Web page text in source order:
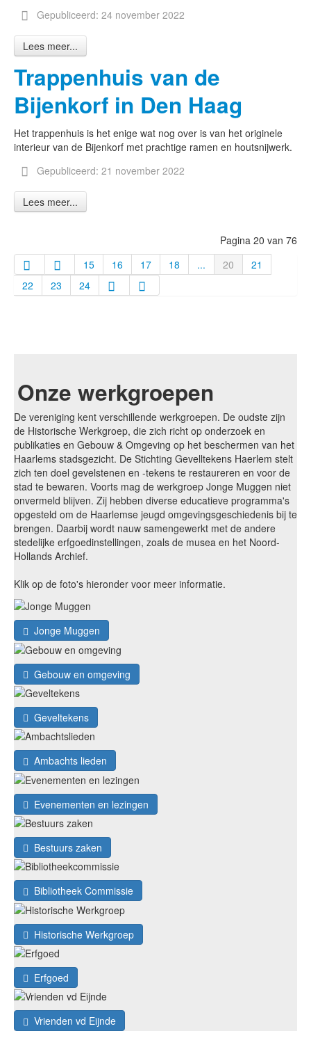
Gepubliceerd: 24 november 2022
Lees meer...
Trappenhuis van de
Bijenkorf in Den Haag
Het trappenhuis is het enige wat nog over is van het originele
interieur van de Bijenkorf met prachtige ramen en houtsnijwerk.
Gepubliceerd: 21 november 2022
Lees meer...
Pagina 20 van 76
15
16 17 18 ... 20
21
22
23 24
Onze werkgroepen
De vereniging kent verschillende werkgroepen. De oudste zijn
de Historische Werkgroep, die zich richt op onderzoek en
publikaties en Gebouw & Omgeving op het beschermen van het
Haarlems stadsgezicht. De Stichting Gevelltekens Haerlem stelt
zich ten doel gevelstenen en -tekens te restaureren en voor de
stad te bewaren. Voorts mag de werkgroep Jonge Muggen niet
onvermeld blijven. Zij hebben diverse educatieve programma's
opgesteld om de Haarlemse jeugd omgevingsgeschiedenis bij te
brengen. Daarbij wordt nauw samengewerkt met de andere
stedelijke erfgoedinstellingen, zoals de musea en het Noord-
Hollands Archief.
Klik op de foto's hieronder voor meer informatie.
Jonge Muggen
Gebouw en omgeving
Geveltekens
Ambachts lieden
Evenementen en lezingen
Bestuurs zaken
Bibliotheek Commissie
Historische Werkgroep
Erfgoed
Vrienden vd Eijnde